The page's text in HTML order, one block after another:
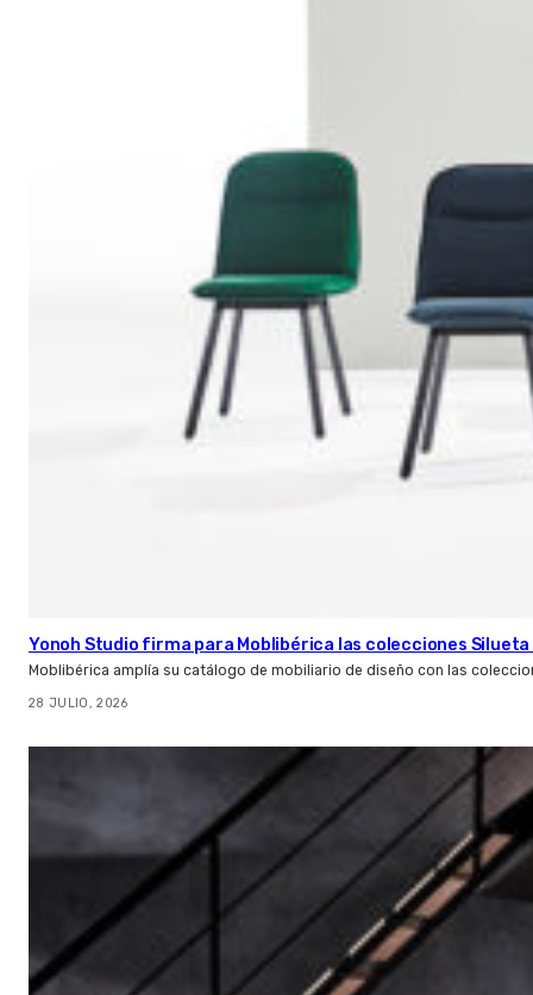
Yonoh Studio firma para Moblibérica las colecciones Silueta
Moblibérica amplía su catálogo de mobiliario de diseño con las
28 JULIO, 2026